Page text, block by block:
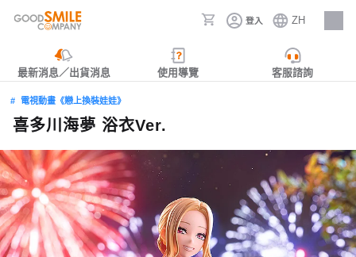
登入 ZH
人才招募
最新消息／出貨消息 使用導覽 客服諮詢
電視動畫《戀上換裝娃娃》
喜多川海夢 浴衣Ver.